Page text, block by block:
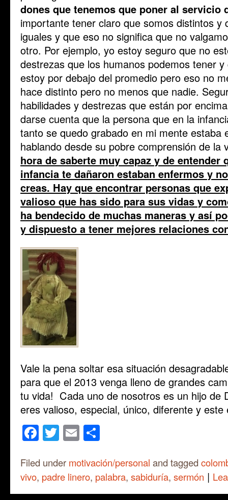
dones que tenemos que poner al servicio
importante tener claro que somos distintos y
iguales y que eso no significa que no
otro. Por ejemplo, yo estoy seguro que no
destrezas que los humanos podemos tener
estoy por debajo del promedio pero eso no
hace distinto pero no menos que nadie.
habilidades y destrezas que están por
darse cuenta que la persona que en la
tanto se quedo grabado en mi mente estaba
hablando desde su pobre comprensión de
hora de saberte muy capaz y de entender
infancia te dañaron estaban enfermos y
creas. Hay que encontrar personas que
valioso que has sido para sus vidas y
ha bendecido de muchas maneras y así
y dispuesto a tener mejores relaciones
Vale la pena soltar esa situación
para que el 2013 venga lleno de grandes
tu vida! Cada uno de nosotros es un hijo de
eres valioso, especial, único, diferente y
Facebook
Twitter
Email
Filed under motivación/personal and tagged
vivo, padre linero, palabra, sabiduría, sermón |